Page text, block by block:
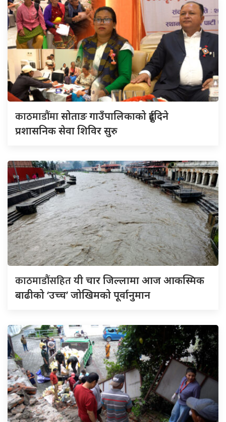
काठमाडौंमासोताङ गाउँपालिकाको दुईदिने
प्रशासनिक सेवा शिविर सुरु
काठमाडौंसहितयी चार जिल्लामा आज आकस्मिक
बाढीको ‘उच्च’ जोखिमको पूर्वानुमान